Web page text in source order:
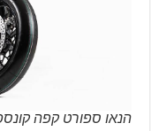
הנאו ספורט קפה